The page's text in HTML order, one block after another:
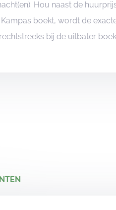
Hou naast de
boekt, wordt de
bij de uitbater